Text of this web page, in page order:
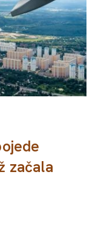
začala